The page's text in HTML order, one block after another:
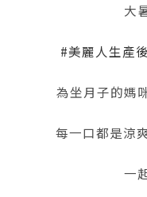
大
#美麗人生產
為坐月子的媽
每一口都是涼
一